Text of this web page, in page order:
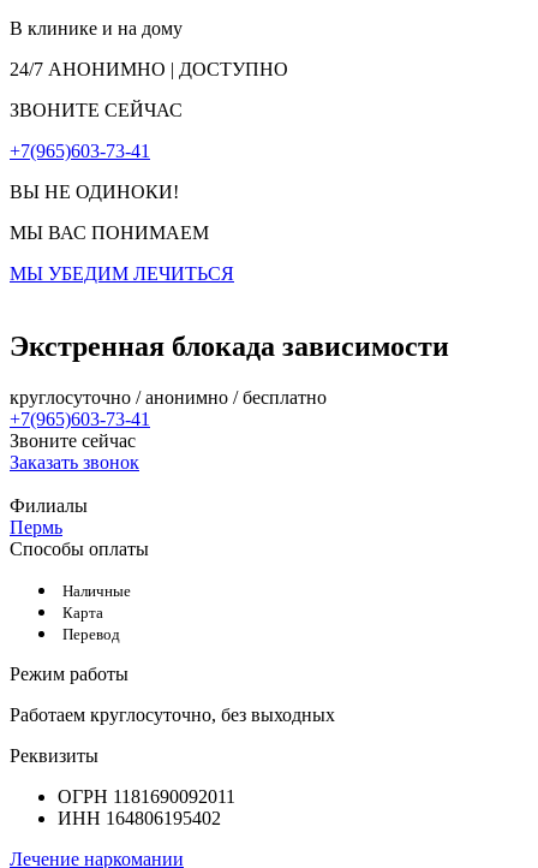
В клинике и на дому
24/7 АНОНИМНО | ДОСТУПНО
ЗВОНИТЕ СЕЙЧАС
+7(965)603-73-41
ВЫ НЕ ОДИНОКИ!
МЫ ВАС ПОНИМАЕМ
МЫ УБЕДИМ ЛЕЧИТЬСЯ
Экстренная блокада зависимости
круглосуточно / анонимно / бесплатно
+7(965)603-73-41
Звоните сейчас
Заказать звонок
Филиалы
Пермь
Способы оплаты
Наличные
Карта
Перевод
Режим работы
Работаем круглосуточно, без выходных
Реквизиты
ОГРН 1181690092011
ИНН 164806195402
Лечение наркомании